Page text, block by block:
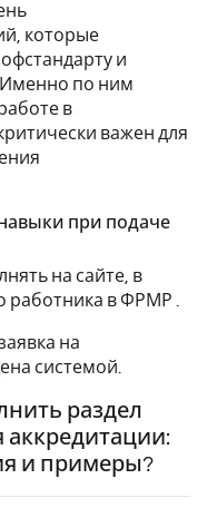
которые
и
Именно по ним
в
важен для
при подаче
на сайте, в
работника в ФРМР .
на
системой.
раздел
и примеры?